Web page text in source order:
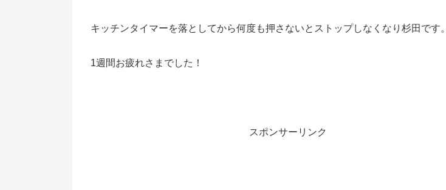
キッチンタイマーを落としてから何度も押さないとストップしなくなり杉田です。
1週間お疲れさまでした！
スポンサーリンク